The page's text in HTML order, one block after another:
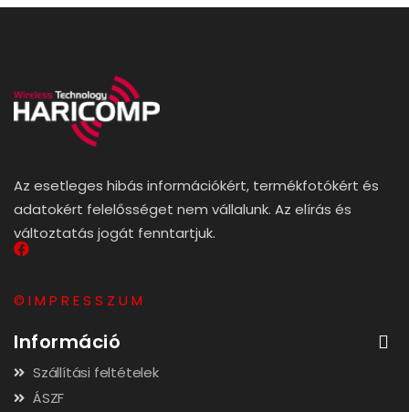
Az esetleges hibás információkért, termékfotókért és
adatokért felelősséget nem vállalunk. Az elírás és
változtatás jogát fenntartjuk.
© I M P R E S S Z U M
Információ
Szállítási feltételek
ÁSZF